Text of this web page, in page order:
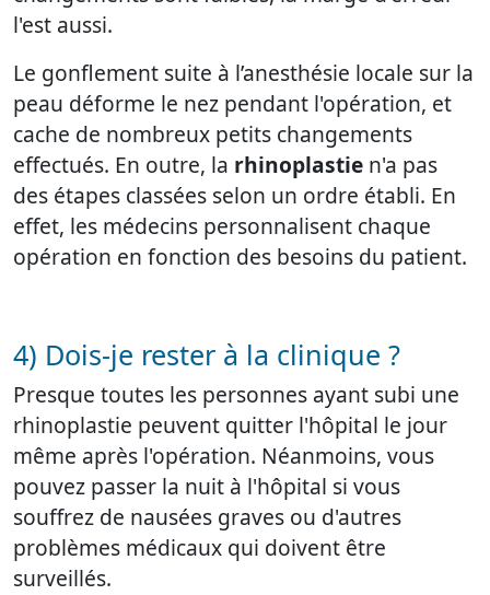
l'est aussi.
Le gonflement suite à l’anesthésie locale sur la
peau déforme le nez pendant l'opération, et
cache de nombreux petits changements
effectués. En outre, la rhinoplastie n'a pas
des étapes classées selon un ordre établi. En
effet, les médecins personnalisent chaque
opération en fonction des besoins du patient.
4) Dois-je rester à la clinique ?
Presque toutes les personnes ayant subi une
rhinoplastie peuvent quitter l'hôpital le jour
même après l'opération. Néanmoins, vous
pouvez passer la nuit à l'hôpital si vous
souffrez de nausées graves ou d'autres
problèmes médicaux qui doivent être
surveillés.